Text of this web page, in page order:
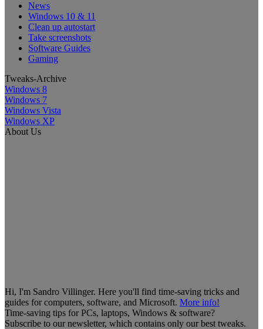
News
Windows 10 & 11
Clean up autostart
Take screenshots
Software Guides
Gaming
Tweaks-Archive
Windows 8
Windows 7
Windows Vista
Windows XP
About Us
Hi, I'm Sandro Villinger. Here you'll find time-saving tricks and
guides for computers, software, and Microsoft. More info!
Time-saving tips for PCs, laptops, Windows & software?
Subscribe to our newsletter, which contains only our best tweaks.